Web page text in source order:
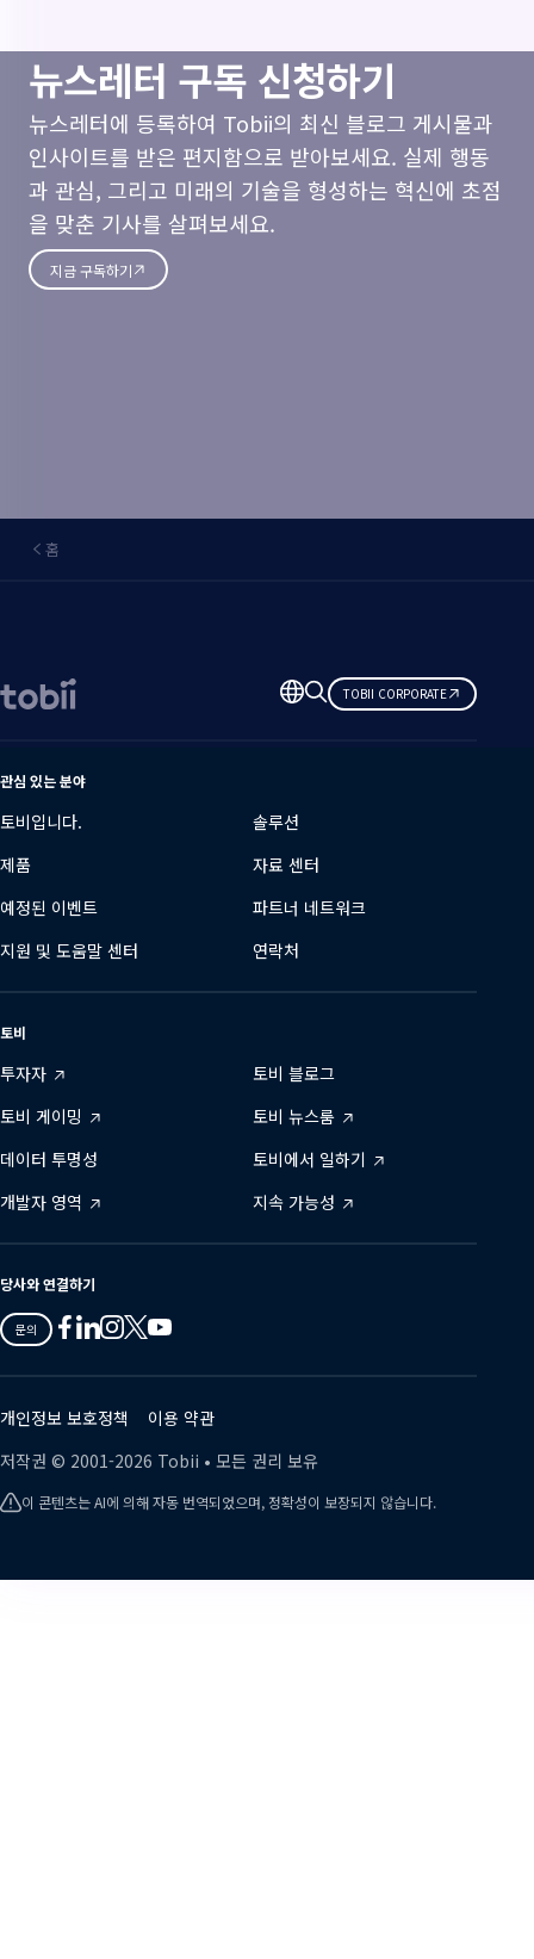
뉴스레터 구독 신청하기
뉴스레터에 등록하여 Tobii의 최신 블로그 게시물과
인사이트를 받은 편지함으로 받아보세요. 실제 행동
과 관심, 그리고 미래의 기술을 형성하는 혁신에 초점
을 맞춘 기사를 살펴보세요.
지금 구독하기
홈
언
어
TOBII CORPORATE
관심 있는 분야
토비입니다.
솔루션
제품
자료 센터
예정된 이벤트
파트너 네트워크
지원 및 도움말 센터
연락처
토비
투자자
토비 블로그
토비 게이밍
토비 뉴스룸
데이터 투명성
토비에서 일하기
개발자 영역
지속 가능성
당사와 연결하기
문의
Tobii
on
Facebook
Tobii
on
Linkedin
Tobii
on
Instagram
Tobii
on
Twitter
Tobii
on
Youtube
개인정보 보호정책
이용 약관
저작권 © 2001-2026 Tobii • 모든 권리 보유
이 콘텐츠는 AI에 의해 자동 번역되었으며, 정확성이 보장되지 않습니다.